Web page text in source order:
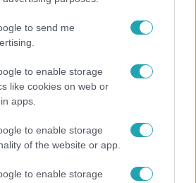
to send me
to enable storage
like cookies on web or
apps.
to enable storage
of the website or app.
to enable storage
a borsodi zsákfaluban,
jelenti a nyári szünetet